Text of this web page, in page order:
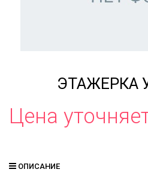
ЭТАЖЕРКА
Цена
ОПИСАНИЕ